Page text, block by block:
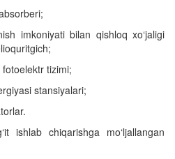
imkoniyati bilan qishloq xo‘jaligi
tizimi;
stansiyalari;
ishlab chiqarishga mo‘ljallangan